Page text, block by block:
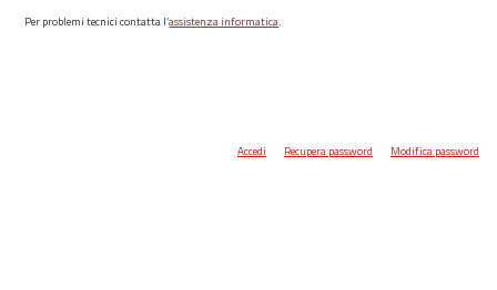
Per problemi tecnici contatta l’assistenza informatica.
Accedi Recupera password Modifica password